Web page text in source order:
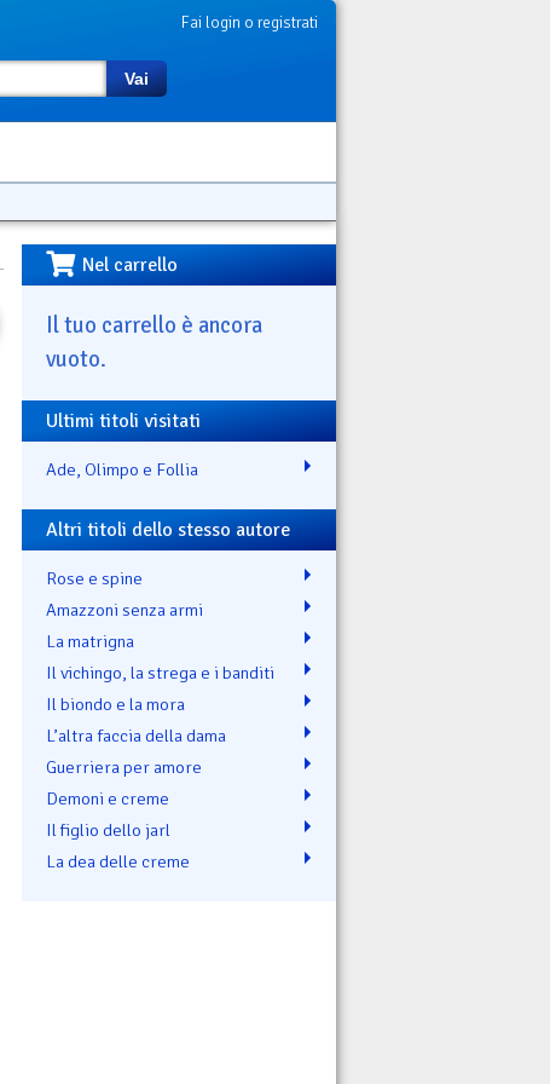
Fai login o registrati
Vai
Nel carrello
Il tuo carrello è ancora
vuoto.
Ultimi titoli visitati
Ade, Olimpo e Follia
Altri titoli dello stesso autore
Rose e spine
Amazzoni senza armi
La matrigna
Il vichingo, la strega e i banditi
Il biondo e la mora
L’altra faccia della dama
Guerriera per amore
Demoni e creme
Il figlio dello jarl
La dea delle creme